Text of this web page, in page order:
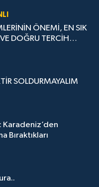
ÖNEMİ, EN SIK
DOĞRU TERCİH
SOLDURMAYALIM
Karadeniz’den
Bıraktıkları